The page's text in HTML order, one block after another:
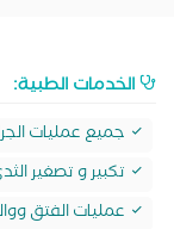
الخدمات الطبية:
جميع عمليات
تكبير و تصغير
عمليات الفتق